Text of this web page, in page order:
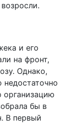
и его
на фронт,
Однако,
бы в
В первый